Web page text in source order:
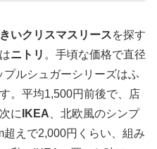
いクリスマスリースを探す
ニトリ 。手頃な価格で直径
ルシュガーシリーズはふ
。平均1,500円前後で、店
に IKEA 、北欧風のシンプ
えで2,000円くらい、組み